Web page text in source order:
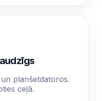
planšetdatoros.
ceļā.